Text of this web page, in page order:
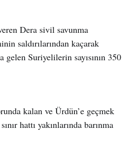
Dera sivil savunma
saldırılarından kaçarak
gelen Suriyelilerin sayısının 350
kalan ve Ürdün’e geçmek
hattı yakınlarında barınma